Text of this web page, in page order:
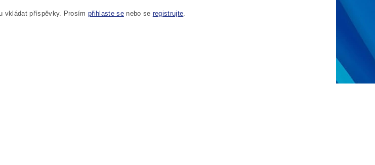
vkládat příspěvky. Prosímpřihlaste senebo se registrujte.